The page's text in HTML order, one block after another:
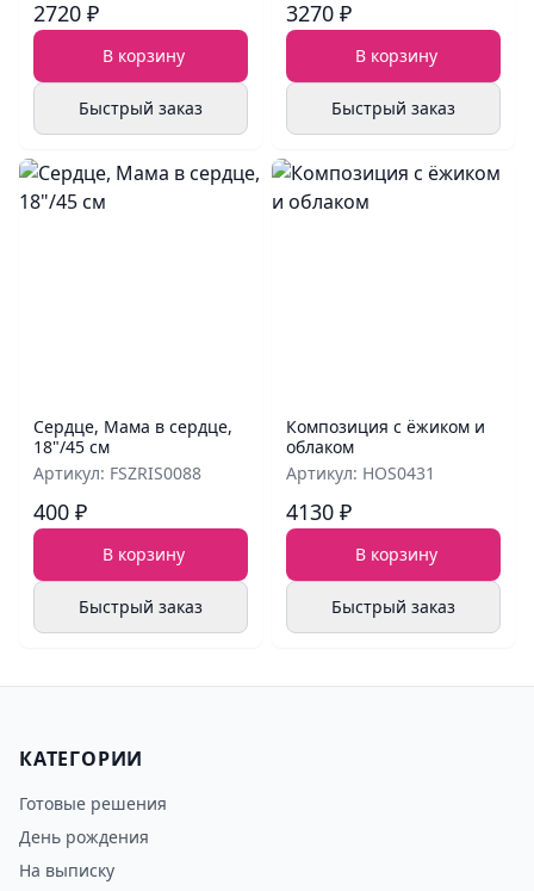
2720 ₽
В корзину
Быстрый заказ
3270 ₽
В корзину
Быстрый заказ
Сердце, Мама в сердце,
18"/45 см
Артикул: FSZRIS0088
400 ₽
В корзину
Быстрый заказ
Композиция с ёжиком и
облаком
Артикул: HOS0431
4130 ₽
В корзину
Быстрый заказ
КАТЕГОРИИ
Готовые решения
День рождения
На выписку